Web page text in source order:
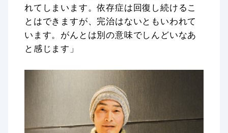
れてしまいます。依存症は回復し続けるこ
とはできますが、完治はないともいわれて
います。がんとは別の意味でしんどいなあ
と感じます」